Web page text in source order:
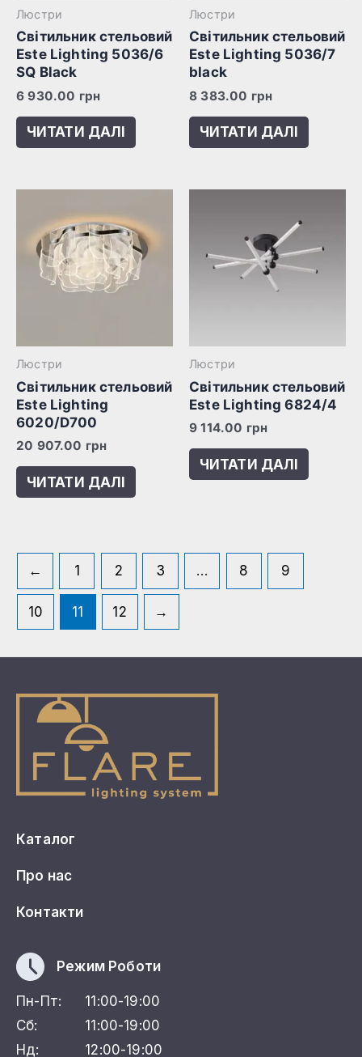
Люстри
Світильник стельовий
Este Lighting 5036/6
SQ Black
6 930.00 грн
ЧИТАТИ ДАЛІ
Люстри
Світильник стельовий
Este Lighting 5036/7
black
8 383.00 грн
ЧИТАТИ ДАЛІ
Люстри
Світильник стельовий
Este Lighting
6020/D700
20 907.00 грн
ЧИТАТИ ДАЛІ
Люстри
Світильник стельовий
Este Lighting 6824/4
9 114.00 грн
ЧИТАТИ ДАЛІ
← 1 2 3 … 8 9
10 11 12 →
Каталог
Про нас
Контакти
Режим Роботи
Пн-Пт:
11:00-19:00
Сб:
11:00-19:00
Нд:
12:00-19:00